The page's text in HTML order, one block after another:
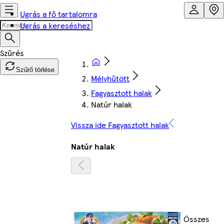
Ugrás a fő tartalomra
Ugrás a kereséshez
Szűrő törlése
Mélyhűtött
Fagyasztott halak
Natúr halak
Vissza ide Fagyasztott halak
Natúr halak
Összes